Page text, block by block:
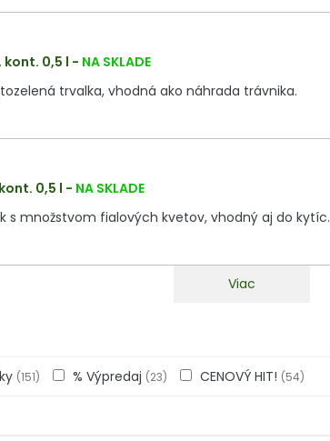
0,5 l - NA SKLADE
trvalka, vhodná ako náhrada trávnika.
0,5 l - NA SKLADE
s množstvom fialových kvetov, vhodný aj do kytíc.
Viac
(151) % Výpredaj (23) CENOVÝ HIT! (54)